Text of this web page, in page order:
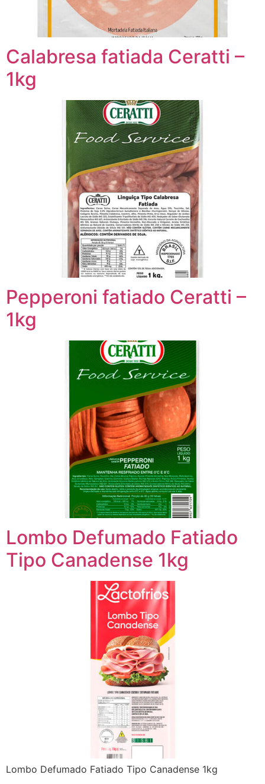
Calabresa fatiada Ceratti –
1kg
Pepperoni fatiado Ceratti –
1kg
Lombo Defumado Fatiado
Tipo Canadense 1kg
Lombo Defumado Fatiado Tipo Canadense 1kg